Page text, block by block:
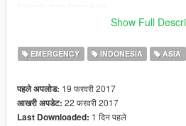
- Model : Turn 10 Studios, Matheus-
- Edit & convert : AlperB (vehicle)
- Whelen gen2 convert GTA V :
- Plates : *
- Convert vehicle gendarmerie : tiki le
Show Full
EMERGENCY INDONESIA ASIA
पहले अपलोड: 19 फरवरी 2017
आखरी अपडेट: 22 फरवरी 2017
Last Downloaded: 1 दिन पहले